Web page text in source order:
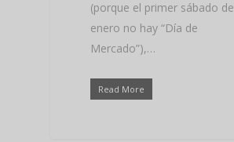
(porque el primer sábado de
enero no hay “Día de
Mercado”),…
Read More